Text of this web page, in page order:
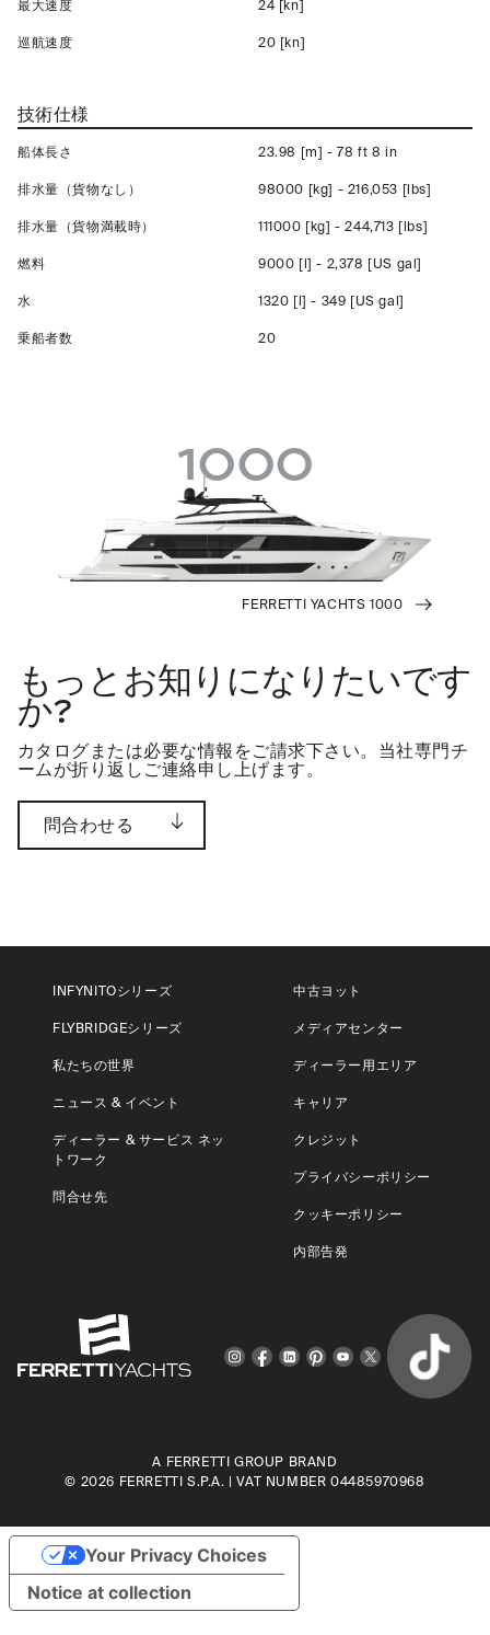
最大速度 24 [kn]
巡航速度 20 [kn]
技術仕様
船体長さ 23.98 [m] - 78 ft 8 in
排水量（貨物なし） 98000 [kg] - 216,053 [lbs]
排水量（貨物満載時） 111000 [kg] - 244,713 [lbs]
燃料 9000 [l] - 2,378 [US gal]
水 1320 [l] - 349 [US gal]
乗船者数 20
もっとお知りになりたいです
か?
カタログまたは必要な情報をご請求下さい。当社専門チ
ームが折り返しご連絡申し上げます。
問合わせる
1000
FERRETTI YACHTS 1000
INFYNITOシリーズ
FLYBRIDGEシリーズ
私たちの世界
ニュース & イベント
ディーラー & サービス ネッ
トワーク
問合せ先
中古ヨット
メディアセンター
ディーラー用エリア
キャリア
クレジット
プライバシーポリシー
クッキーポリシー
内部告発
A FERRETTI GROUP BRAND
© 2026 FERRETTI S.P.A. | VAT NUMBER 04485970968
Notice at collection
Your Privacy Choices